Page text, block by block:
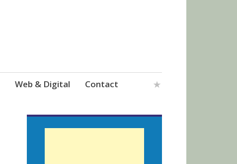
Web & Digital Contact